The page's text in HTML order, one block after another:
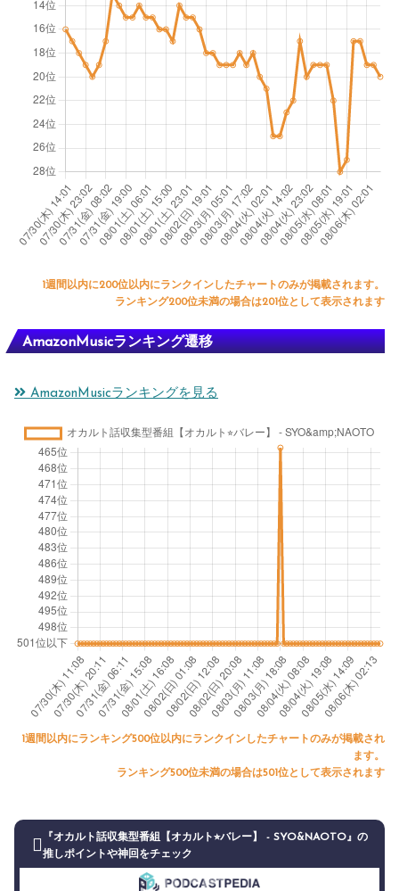
1週間以内に200位以内にランクインしたチャートのみが掲載されます。
ランキング200位未満の場合は201位として表示されます
AmazonMusicランキング遷移
AmazonMusicランキングを見る
1週間以内にランキング500位以内にランクインしたチャートのみが掲載され
ます。
ランキング500位未満の場合は501位として表示されます
『オカルト話収集型番組【オカルト⭐︎バレー】 - SYO&NAOTO』の
推しポイントや神回をチェック